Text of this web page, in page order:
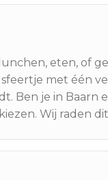
eten, of
met één
Ben je in Baarn
Wij raden